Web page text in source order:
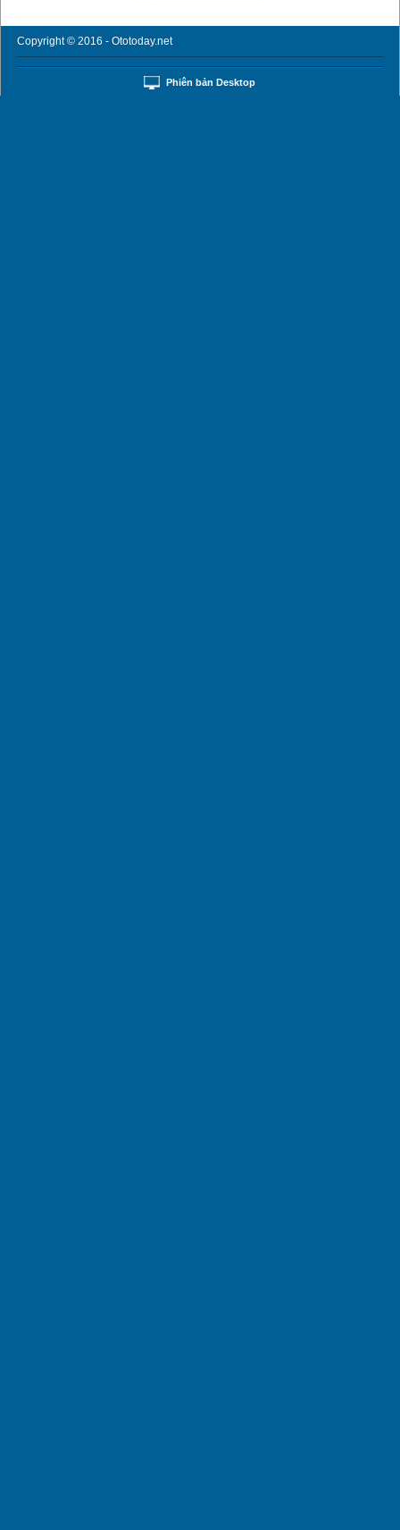
Copyright © 2016 - Ototoday.net
Phiên bản Desktop